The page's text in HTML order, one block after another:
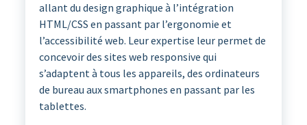
allant du design graphique à l’intégration
HTML/CSS en passant par l’ergonomie et
l’accessibilité web. Leur expertise leur permet de
concevoir des sites web responsive qui
s’adaptent à tous les appareils, des ordinateurs
de bureau aux smartphones en passant par les
tablettes.